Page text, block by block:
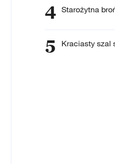
4 Starożytna
5 Kraciasty szal